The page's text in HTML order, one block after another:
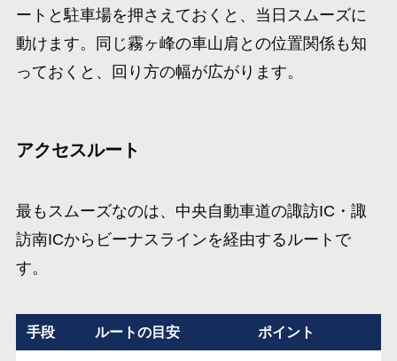
ートと駐車場を押さえておくと、当日スムーズに
動けます。同じ霧ヶ峰の車山肩との位置関係も知
っておくと、回り方の幅が広がります。
アクセスルート
最もスムーズなのは、中央自動車道の諏訪IC・諏
訪南ICからビーナスラインを経由するルートで
す。
手段 ルートの目安 ポイント